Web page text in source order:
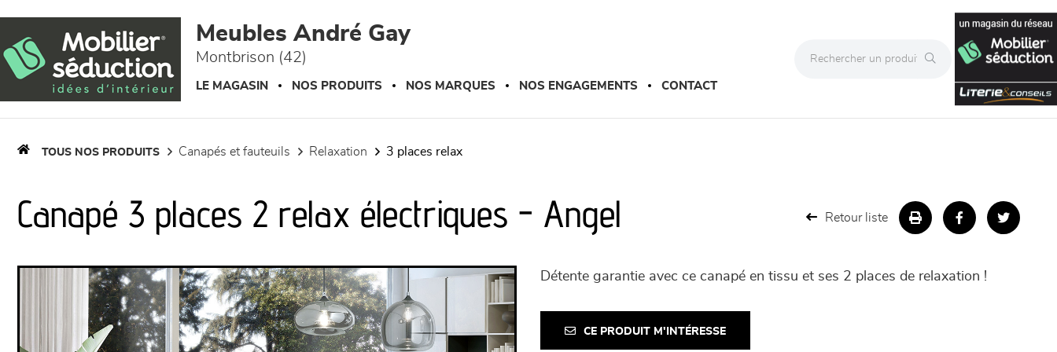
Meubles André Gay
Montbrison (42)
LE MAGASIN NOS PRODUITS NOS MARQUES NOS ENGAGEMENTS CONTACT
TOUS NOS PRODUITS canapés et fauteuils relaxation 3 places relax
Canapé 3 places 2 relax électriques - Angel Retour liste
Détente garantie avec ce canapé en tissu et ses 2 places de relaxation !
CE PRODUIT M'INTÉRESSE